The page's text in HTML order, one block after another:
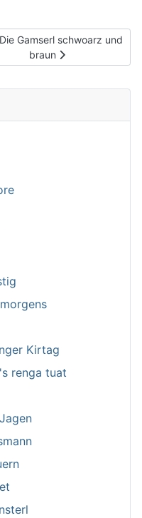
sind frei
Beitrag: 028 - Die
Gamserl schwoarz und
braun
Kirtag
renga tuat